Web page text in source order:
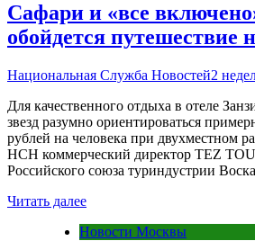
Сафари и «все
обойдется путешествие
Национальная Служба Новостей2
Для качественного отдыха в отеле
звезд разумно ориентироваться
рублей на человека при двухместном
НСН коммерческий директор TEZ
Российского союза туриндустрии
Читать далее
Новости Москвы